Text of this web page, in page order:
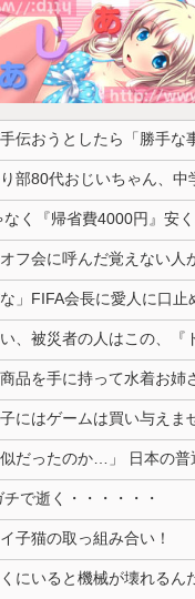
チで逝く・・・・・・
子猫の取っ組み合い！
にいると機械が壊れるん